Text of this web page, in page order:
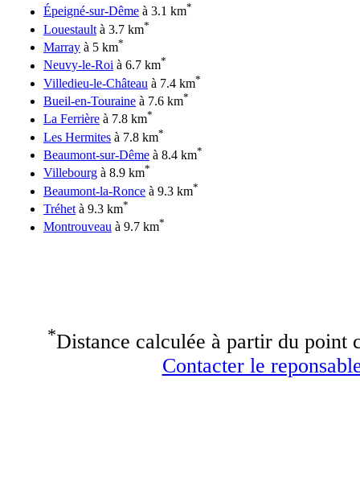
Épeigné-sur-Dême à 3.1 km*
Louestault à 3.7 km*
Marray à 5 km*
Neuvy-le-Roi à 6.7 km*
Villedieu-le-Château à 7.4 km*
Bueil-en-Touraine à 7.6 km*
La Ferrière à 7.8 km*
Les Hermites à 7.8 km*
Beaumont-sur-Dême à 8.4 km*
Villebourg à 8.9 km*
Beaumont-la-Ronce à 9.3 km*
Tréhet à 9.3 km*
Montrouveau à 9.7 km*
*Distance calculée à partir du point
Contacter le